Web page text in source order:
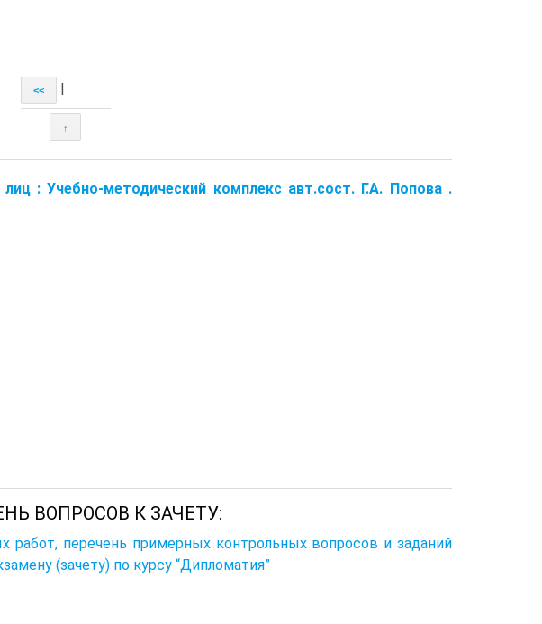
<<
↑
: Учебно-методический комплекс авт.сост. Г.А. Попова .
ВОПРОСОВ К ЗАЧЕТУ:
работ, перечень примерных контрольных вопросов и заданий
(зачету) по курсу “Дипломатия”